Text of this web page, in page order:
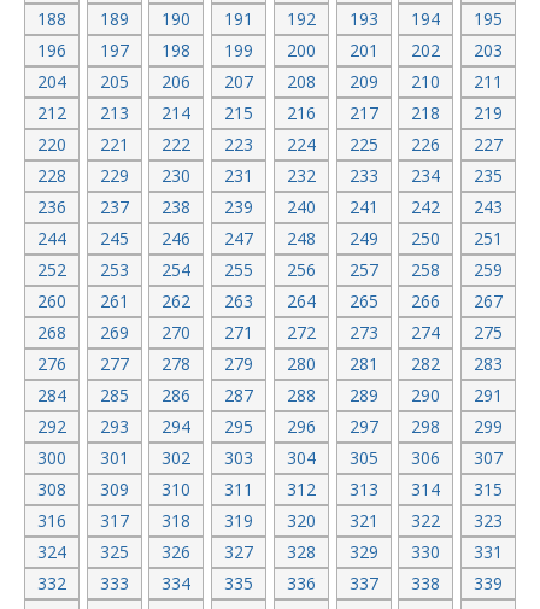
188
189 190 191 192 193 194
195
196
197 198 199 200 201 202
203
204
205 206 207 208 209 210
211
212
213 214 215 216 217 218
219
220
221 222 223 224 225 226
227
228
229 230 231 232 233 234
235
236
237 238 239 240 241 242
243
244
245 246 247 248 249 250
251
252
253 254 255 256 257 258
259
260
261 262 263 264 265 266
267
268
269 270 271 272 273 274
275
276
277 278 279 280 281 282
283
284
285 286 287 288 289 290
291
292
293 294 295 296 297 298
299
300
301 302 303 304 305 306
307
308
309 310 311 312 313 314
315
316
317 318 319 320 321 322
323
324
325 326 327 328 329 330
331
332
333 334 335 336 337 338
339